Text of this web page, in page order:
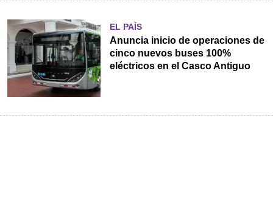
EL PAÍS
Anuncia inicio de operaciones de
cinco nuevos buses 100%
eléctricos en el Casco Antiguo